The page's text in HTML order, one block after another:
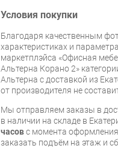
Условия покупки
Благодаря качественным
характеристиках и
маркетплэйса «Офисная
Альтерна Корано 2»
Альтерна с доставкой из
от производителя не
Мы отправляем заказы в
в наличии на складе в
часовс момента
заказать подъём на этаж и